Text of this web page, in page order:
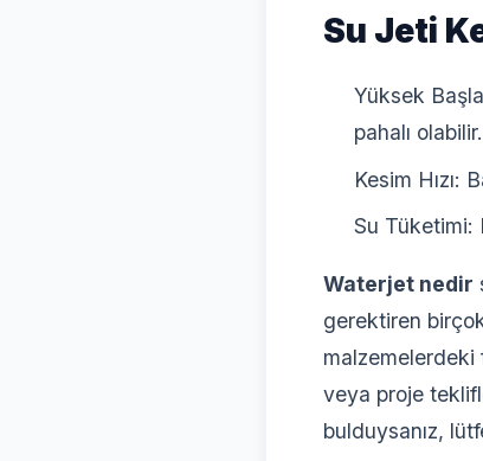
Su Jeti
Yüksek
pahalı olabilir.
Kesim Hızı:
Su Tüketimi:
Waterjet nedir
gerektiren
malzemelerdeki
veya proje
bulduysanız,